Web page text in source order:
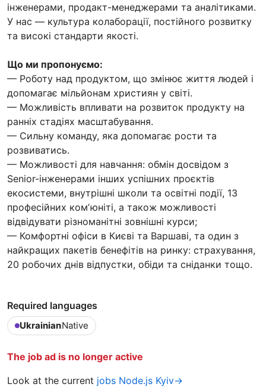
інженерами, продакт-менеджерами та аналітиками.
У нас — культура колаборації, постійного розвитку
та високі стандарти якості.
Що ми пропонуємо:
— Роботу над продуктом, що змінює життя людей і
допомагає мільйонам християн у світі.
— Можливість впливати на розвиток продукту на
ранніх стадіях масштабування.
— Сильну команду, яка допомагає рости та
розвиватись.
— Можливості для навчання: обмін досвідом з
Senior-інженерами інших успішних проєктів
екосистеми, внутрішні школи та освітні події, 13
професійних комʼюніті, а також можливості
відвідувати різноманітні зовнішні курси;
— Комфортні офіси в Києві та Варшаві, та один з
найкращих пакетів бенефітів на ринку: страхування,
20 робочих днів відпустки, обіди та сніданки тощо.
Required languages
UkrainianNative
The job ad is no longer active
Look at the current jobs Node.js Kyiv→